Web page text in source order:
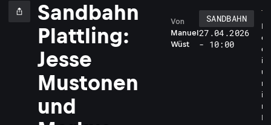
Sandbahn
Plattling:
Jesse
Mustonen
und
Manuel
Wüst
Von
SANDBAHN
27.04.2026
- 10:00
P
o
d
i
u
m
i
n
P